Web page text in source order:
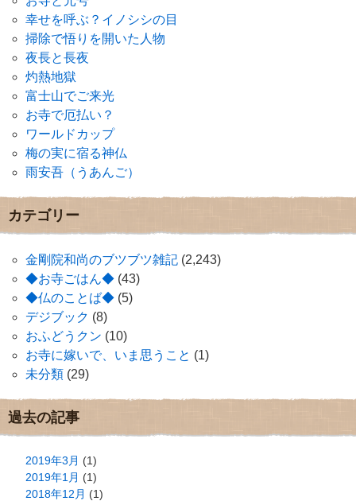
幸せを呼ぶ？イノシシの目
掃除で悟りを開いた人物
夜長と長夜
灼熱地獄
富士山でご来光
お寺で厄払い？
ワールドカップ
梅の実に宿る神仏
雨安吾（うあんご）
カテゴリー
金剛院和尚のブツブツ雑記 (2,243)
◆お寺ごはん◆ (43)
◆仏のことば◆ (5)
デジブック (8)
おふどうクン (10)
お寺に嫁いで、いま思うこと (1)
未分類 (29)
過去の記事
2019年3月 (1)
2019年1月 (1)
2018年12月 (1)